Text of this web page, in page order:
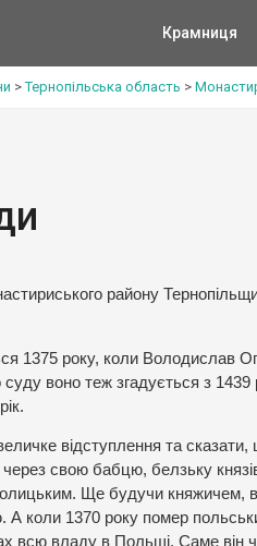
Крамниця
>Тернопільська область >
району
1375 року, коли Володислав
суду воно теж згадується з
відступлення та
через свою бабцю, белзьку
Ще будучи княжичем,
А коли 1370 року помер
всю владу в Польщі. Саме він